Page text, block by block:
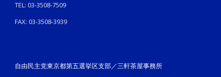
TEL: 03-3508-7509
FAX: 03-3508-3939
自由民主党東京都第五選挙区支部／三軒茶屋事務所